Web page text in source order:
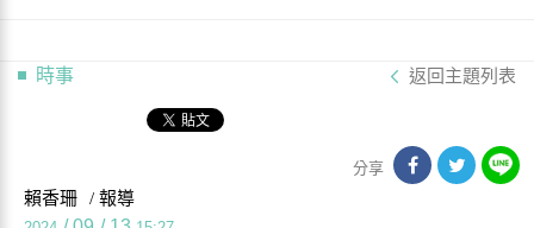
時事 返回主題列表
分享
賴香珊 / 報導